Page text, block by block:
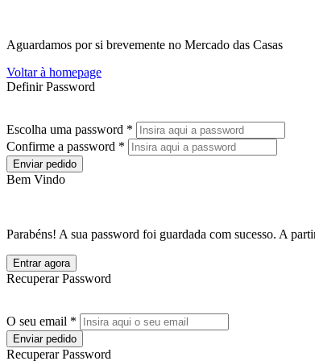
Aguardamos por si brevemente no Mercado das Casas
Voltar à homepage
Definir Password
Escolha uma password *
Confirme a password *
Enviar pedido
Bem Vindo
Parabéns! A sua password foi guardada com sucesso. A
Entrar agora
Recuperar Password
O seu email *
Enviar pedido
Recuperar Password